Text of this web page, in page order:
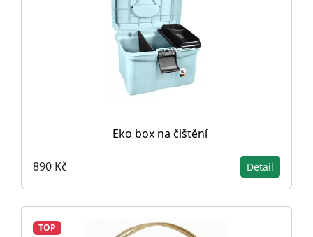
Eko box na čištění
890 Kč Detail
TOP